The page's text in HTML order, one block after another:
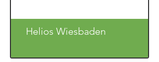
Helios Wiesbaden